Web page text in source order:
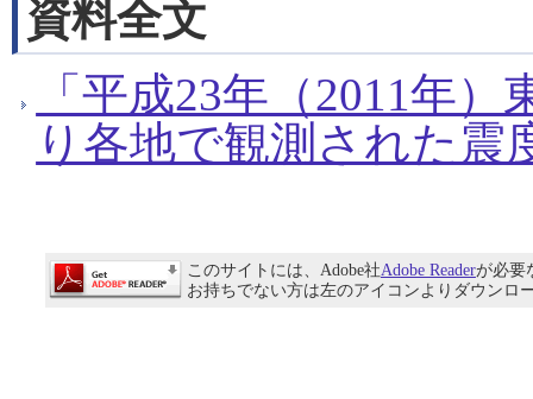
資料全文
「平成23年（2011年
り各地で観測された震
このサイトには、Adobe社Adobe Readerが必要
お持ちでない方は左のアイコンよりダウンロ